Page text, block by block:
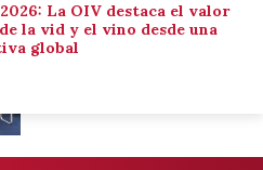
La OIV destaca el valor
la vid y el vino desde una
global